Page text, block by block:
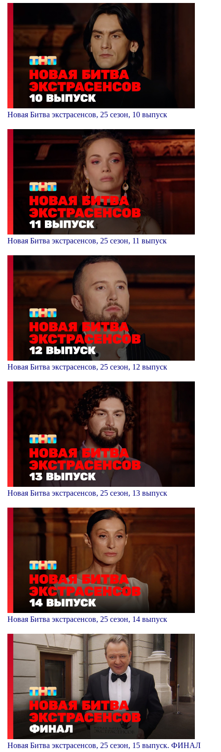
Новая Битва экстрасенсов, 25 сезон, 10 выпуск
Новая Битва экстрасенсов, 25 сезон, 11 выпуск
Новая Битва экстрасенсов, 25 сезон, 12 выпуск
Новая Битва экстрасенсов, 25 сезон, 13 выпуск
Новая Битва экстрасенсов, 25 сезон, 14 выпуск
Новая Битва экстрасенсов, 25 сезон, 15 выпуск. ФИНАЛ